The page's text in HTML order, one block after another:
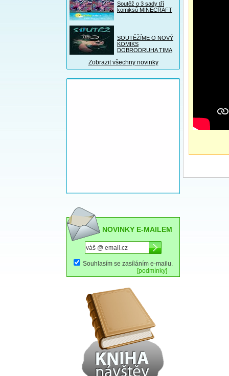
Soutěž o 3 sady tří
komiksů MINECRAFT
SOUTĚŽÍME O NOVÝ
KOMIKS
DOBRODRUHA TIMA
Zobrazit všechny novinky
NOVINKY E-MAILEM
Souhlasím se zasíláním e-mailu.
[podmínky]